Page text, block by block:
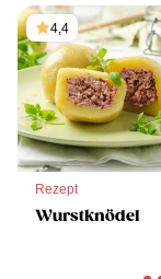
4,4
Rezept
Wurstknödel